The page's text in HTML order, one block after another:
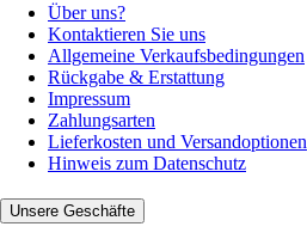
Über uns?
Kontaktieren Sie uns
Allgemeine Verkaufsbedingungen
Rückgabe & Erstattung
Impressum
Zahlungsarten
Lieferkosten und Versandoptionen
Hinweis zum Datenschutz
Unsere Geschäfte